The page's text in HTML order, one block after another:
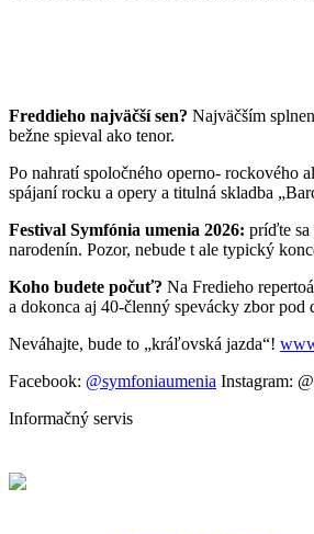
Freddieho najväčší sen? Najväčším
bežne spieval ako tenor.
Po nahratí spoločného operno- rockového
spájaní rocku a opery a titulná skladba
Festival Symfónia umenia 2026: príďte sa
narodenín. Pozor, nebude t ale typický
Koho budete počuť? Na Fredieho
a dokonca aj 40-členný spevácky zbor
Neváhajte, bude to „kráľovská jazda“!
Facebook: @symfoniaumenia Instagram:
Informačný servis